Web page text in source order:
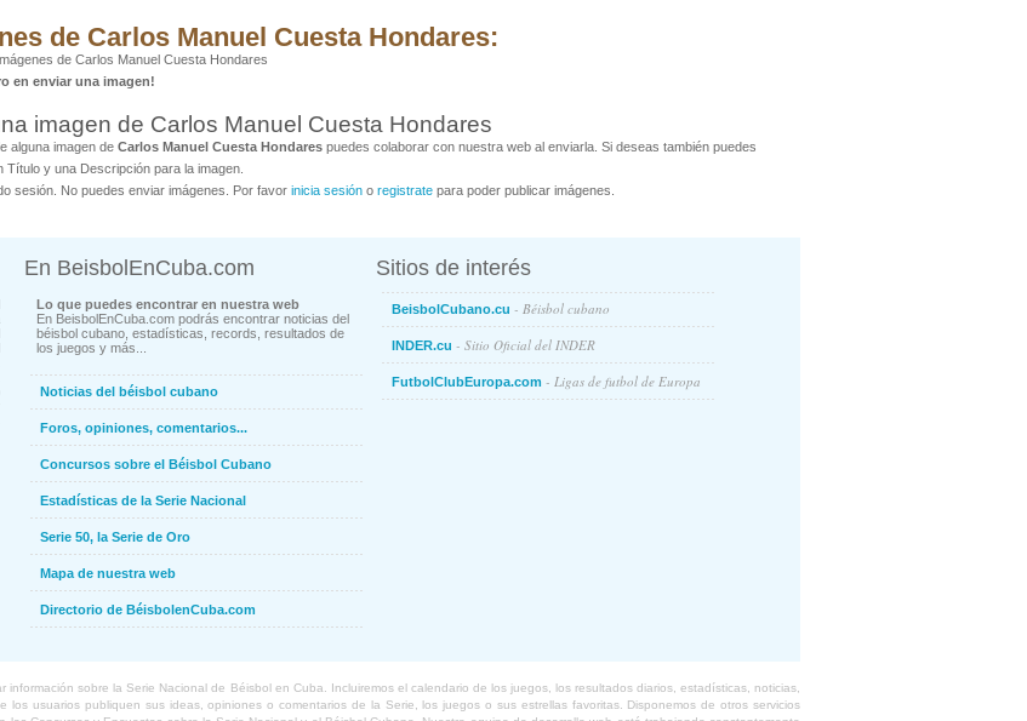
de Carlos Manuel Cuesta Hondares:
de Carlos Manuel Cuesta Hondares
en enviar una imagen!
imagen de Carlos Manuel Cuesta Hondares
alguna imagen de Carlos Manuel Cuesta Hondares puedes colaborar con nuestra web al enviarla. Si deseas también puedes
Título y una Descripción para la imagen.
sesión. No puedes enviar imágenes. Por favor inicia sesión o registrate para poder publicar imágenes.
En BeisbolEnCuba.com
Lo que puedes encontrar en nuestra web
En BeisbolEnCuba.com podrás encontrar noticias del
béisbol cubano, estadísticas, records, resultados de
los juegos y más...
Noticias del béisbol cubano
Foros, opiniones, comentarios...
Concursos sobre el Béisbol Cubano
Estadísticas de la Serie Nacional
Serie 50, la Serie de Oro
Mapa de nuestra web
Directorio de BéisbolenCuba.com
Sitios de interés
BeisbolCubano.cu - Béisbol cubano
INDER.cu - Sitio Oficial del INDER
FutbolClubEuropa.com - Ligas de futbol de Europa
sobre la Serie Nacional de Béisbol en Cuba. Incluiremos el calendario de los juegos, los resultados diarios, estadísticas, noticias,
los usuarios publiquen sus ideas, opiniones o comentarios de la Serie, los juegos o sus estrellas favoritas. Disponemos de otros servicios